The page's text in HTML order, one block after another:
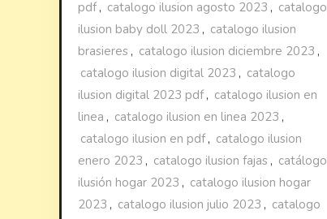
pdf, catalogo ilusion agosto 2023 , catalogo
ilusion baby doll 2023 , catalogo ilusion
brasieres , catalogo ilusion diciembre 2023 ,
catalogo ilusion digital 2023 , catalogo
ilusion digital 2023 pdf, catalogo ilusion en
linea , catalogo ilusion en linea 2023 ,
catalogo ilusion en pdf, catalogo ilusion
enero 2023 , catalogo ilusion fajas , catálogo
ilusión hogar 2023 , catalogo ilusion hogar
2023 , catalogo ilusion julio 2023 , catalogo